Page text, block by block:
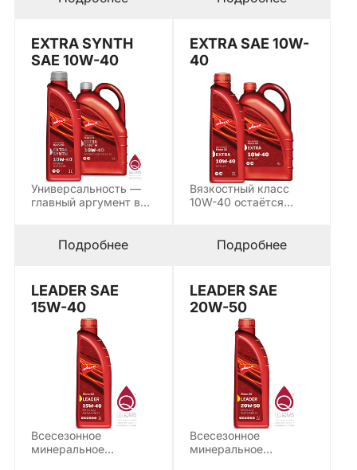
двигателя. ULTRA…
EXTRA SYNTH
SAE 10W-40
Универсальность —
главный аргумент в
хорошо…Подробнее
EXTRA SAE 10W-
40
Вязкостный класс
10W-40 остаётся
умеренного…
Подробнее
LEADER SAE
15W-40
Всесезонное
минеральное
LEADER SAE
20W-50
Всесезонное
минеральное